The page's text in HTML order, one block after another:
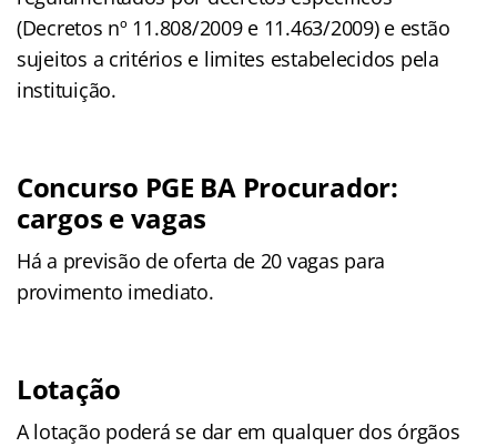
(Decretos nº 11.808/2009 e 11.463/2009) e estão
sujeitos a critérios e limites estabelecidos pela
instituição.
Concurso PGE BA Procurador:
cargos e vagas
Há a previsão de oferta de 20 vagas para
provimento imediato.
Lotação
A lotação poderá se dar em qualquer dos órgãos